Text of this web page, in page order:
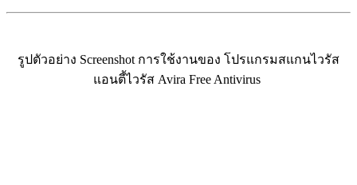
รูปตัวอย่าง Screenshot การใช้งานของ โปรแกรมสแกนไวรัส
แอนตี้ไวรัส Avira Free Antivirus